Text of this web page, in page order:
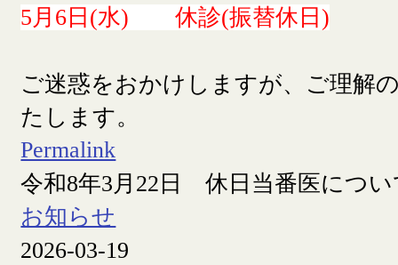
5月6日(水) 休診(振替休日)
ご迷惑をおかけしますが、ご理解
たします。
Permalink
令和8年3月22日 休日当番医につい
お知らせ
2026-03-19